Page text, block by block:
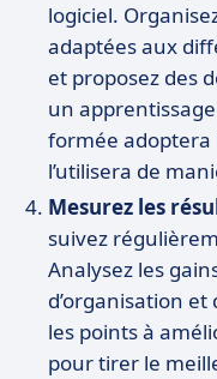
logiciel.
adaptées aux
et proposez des
un
formée adoptera
l’utilisera de
Mesurez les
suivez
Analysez les
d’organisation
les points à
pour tirer le